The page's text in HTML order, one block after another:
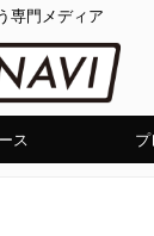
専門メディア
ス